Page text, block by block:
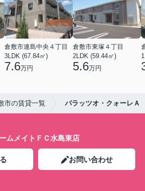
倉敷市連島中央４丁目
3LDK (67.84㎡)
7.6万円
倉敷市東塚４丁目
2LDK (59.44㎡)
5.6万円
市の賃貸一覧 パラッツオ・クォーレＡ
ムメイトＦＣ水島東店
お問い合わせ